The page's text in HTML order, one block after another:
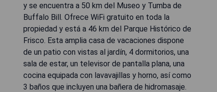
y se encuentra a 50 km del Museo y Tumba de
Buffalo Bill. Ofrece WiFi gratuito en toda la
propiedad y está a 46 km del Parque Histórico de
Frisco. Esta amplia casa de vacaciones dispone
de un patio con vistas al jardín, 4 dormitorios, una
sala de estar, un televisor de pantalla plana, una
cocina equipada con lavavajillas y horno, así como
3 baños que incluyen una bañera de hidromasaje.